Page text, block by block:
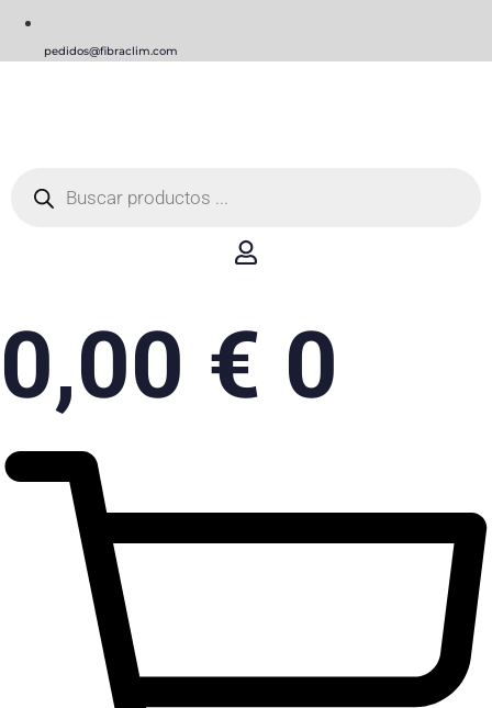
pedidos@fibraclim.com
productos
0,00 € 0